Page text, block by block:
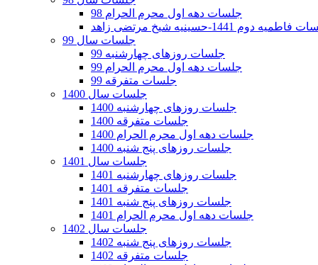
جلسات دهه اول محرم الحرام 98
دوم 1441-حسینیه شیخ مرتضی زاهد
جلسات سال 99
جلسات روزهای چهارشنبه 99
جلسات دهه اول محرم الحرام 99
جلسات متفرقه 99
جلسات سال 1400
جلسات روزهای چهارشنبه 1400
جلسات متفرقه 1400
جلسات دهه اول محرم الحرام 1400
جلسات روزهای پنج شنبه 1400
جلسات سال 1401
جلسات روزهای چهارشنبه 1401
جلسات متفرقه 1401
جلسات روزهای پنج شنبه 1401
جلسات دهه اول محرم الحرام 1401
جلسات سال 1402
جلسات روزهای پنج شنبه 1402
جلسات متفرقه 1402